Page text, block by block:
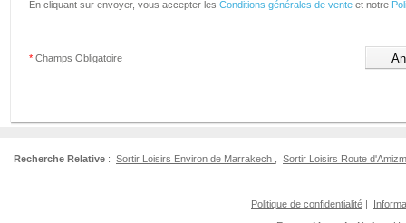
En cliquant sur envoyer, vous accepter les Conditions générales de vente et notre
* Champs Obligatoire
Recherche Relative : Sortir Loisirs Environ de Marrakech Sortir Loisirs Route
Politique de confidentialité |